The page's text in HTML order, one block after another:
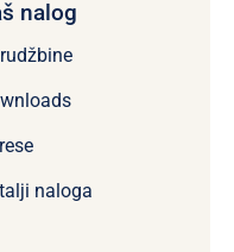
nalog
naloga